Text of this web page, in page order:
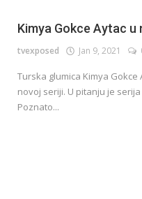
Kimya Gokce Aytac u
tvexposed Jan 9, 2021
Turska glumica Kimya
novoj seriji. U pitanju je
Poznato...